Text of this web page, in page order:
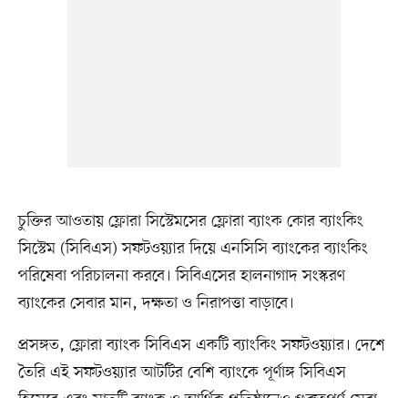
চুক্তির আওতায় ফ্লোরা সিস্টেমসের ফ্লোরা ব্যাংক কোর ব্যাংকিং
সিস্টেম (সিবিএস) সফটওয়্যার দিয়ে এনসিসি ব্যাংকের ব্যাংকিং
পরিষেবা পরিচালনা করবে। সিবিএসের হালনাগাদ সংস্করণ
ব্যাংকের সেবার মান, দক্ষতা ও নিরাপত্তা বাড়াবে।
প্রসঙ্গত, ফ্লোরা ব্যাংক সিবিএস একটি ব্যাংকিং সফটওয়্যার। দেশে
তৈরি এই সফটওয়্যার আটটির বেশি ব্যাংকে পূর্ণাঙ্গ সিবিএস